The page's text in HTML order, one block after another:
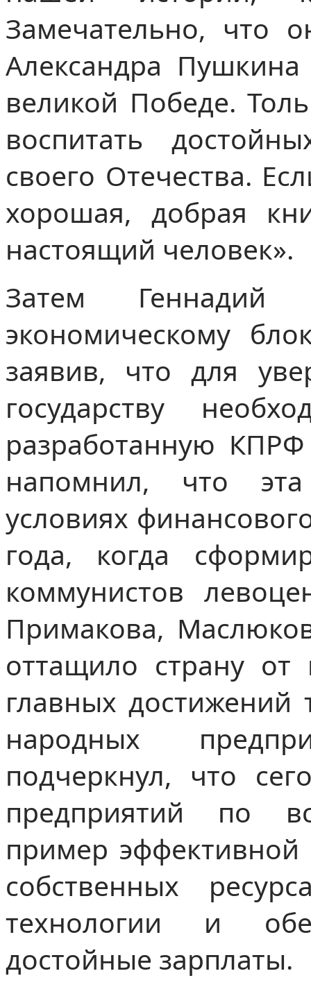
Замечательно, что
Александра
великой Победе.
воспитать
своего Отечества.
хорошая, добрая
настоящий человек».
Затем
экономическому
заявив, что для
государству
разработанную
напомнил, что
условиях
года, когда
коммунистов
Примакова,
оттащило страну
главных достижений
народных
подчеркнул, что
предприятий по
пример
собственных
технологии и
достойные зарплаты.